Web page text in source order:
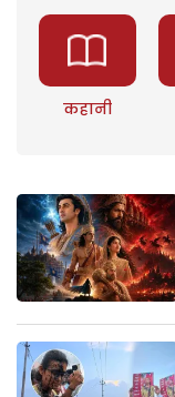
कहानी